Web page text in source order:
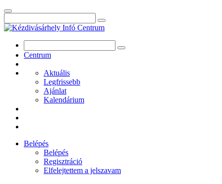
Centrum
Aktuális
Legfrissebb
Ajánlat
Kalendárium
Belépés
Belépés
Regisztráció
Elfelejtettem a jelszavam